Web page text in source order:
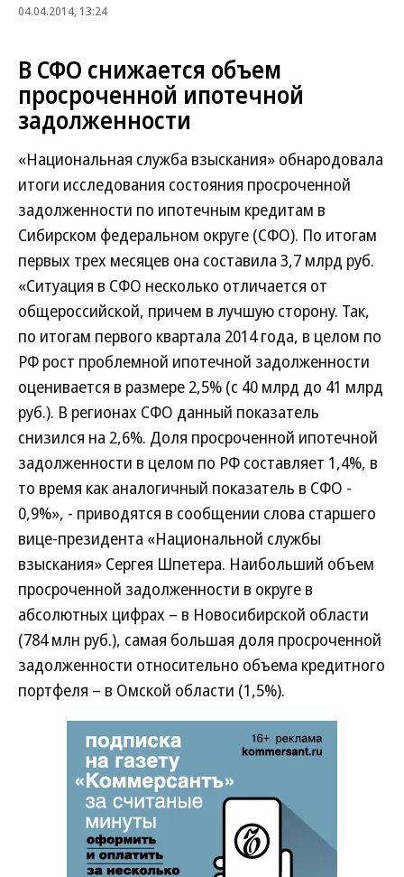
04.04.2014, 13:24
В СФО снижается объем
просроченной ипотечной
задолженности
«Национальная служба взыскания» обнародовала
итоги исследования состояния просроченной
задолженности по ипотечным кредитам в
Сибирском федеральном округе (СФО). По итогам
первых трех месяцев она составила 3,7 млрд руб.
«Ситуация в СФО несколько отличается от
общероссийской, причем в лучшую сторону. Так,
по итогам первого квартала 2014 года, в целом по
РФ рост проблемной ипотечной задолженности
оценивается в размере 2,5% (с 40 млрд до 41 млрд
руб.). В регионах СФО данный показатель
снизился на 2,6%. Доля просроченной ипотечной
задолженности в целом по РФ составляет 1,4%, в
то время как аналогичный показатель в СФО -
0,9%», - приводятся в сообщении слова старшего
вице-президента «Национальной службы
взыскания» Сергея Шпетера. Наибольший объем
просроченной задолженности в округе в
абсолютных цифрах – в Новосибирской области
(784 млн руб.), самая большая доля просроченной
задолженности относительно объема кредитного
портфеля – в Омской области (1,5%).